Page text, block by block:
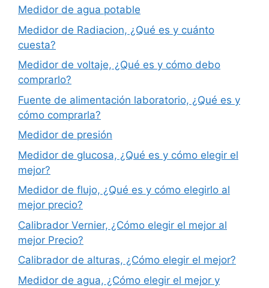
Medidor de agua potable
Medidor de Radiacion, ¿Qué es y cuánto
cuesta?
Medidor de voltaje, ¿Qué es y cómo debo
comprarlo?
Fuente de alimentación laboratorio, ¿Qué es y
cómo comprarla?
Medidor de presión
Medidor de glucosa, ¿Qué es y cómo elegir el
mejor?
Medidor de flujo, ¿Qué es y cómo elegirlo al
mejor precio?
Calibrador Vernier, ¿Cómo elegir el mejor al
mejor Precio?
Calibrador de alturas, ¿Cómo elegir el mejor?
Medidor de agua, ¿Cómo elegir el mejor y